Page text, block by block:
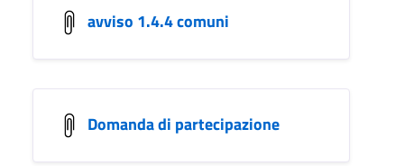
avviso 1.4.4 comuni
Domanda di partecipazione